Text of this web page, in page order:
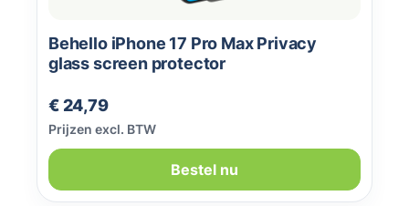
Behello iPhone 17 Pro Max Privacy
glass screen protector
Normale prijs:
€ 24,79
Prijzen excl. BTW
Bestel nu